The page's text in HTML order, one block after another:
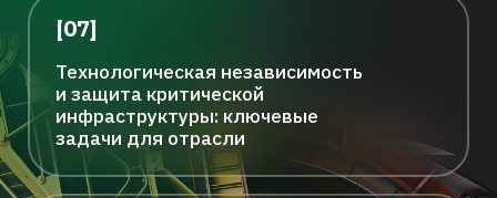
Как прошел Форум
лидеров
горнодобывающей
отрасли 2025?